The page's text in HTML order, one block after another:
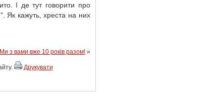
І де тут говорити про
Як кажуть, хреста на них
Ми з вами вже 10 років разом!»
Друкувати